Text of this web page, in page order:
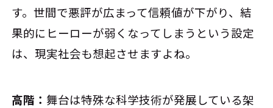
す。世間で悪評が広まって信頼値が下がり、結
果的にヒーローが弱くなってしまうという設定
は、現実社会も想起させますよね。
高階： 舞台は特殊な科学技術が発展している架